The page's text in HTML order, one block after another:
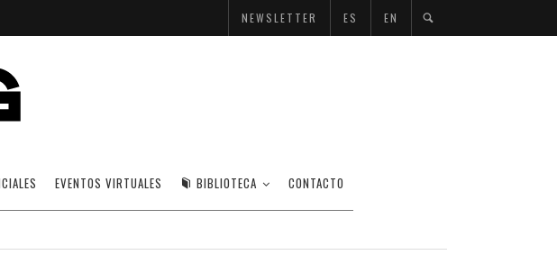
NEWSLETTER ES EN
EVENTOS VIRTUALES BIBLIOTECA CONTACTO
(PERFORMANCE)
OFF